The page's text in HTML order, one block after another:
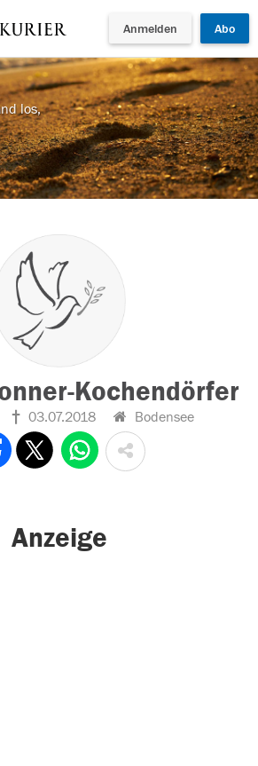
Anmelden Abo
los,
Kochendörfer
03.07.2018 Bodensee
Anzeige